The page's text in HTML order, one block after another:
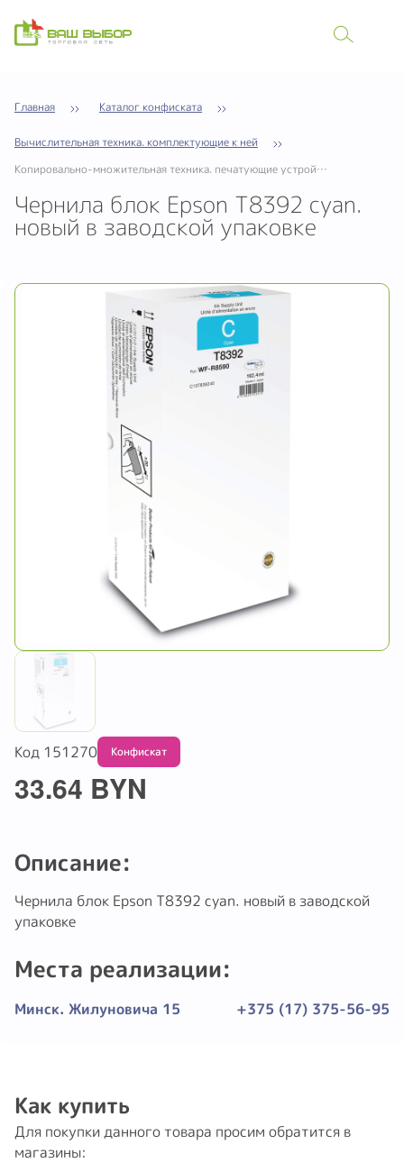
Главная Каталог конфиската
Вычислительная техника. комплектующие к ней
Копировально-множительная техника. печатующие устройства
Чернила блок Epson T8392 cyan.
новый в заводской упаковке
Код 151270Обмену и возврату не подлежит
33.64 BYN
Описание:
Чернила блок Epson T8392 cyan. новый в заводской
упаковке
Места реализации:
Минск. Жилуновича 15 +375 (17) 375-56-95
Как купить
Для покупки данного товара просим обратится в
магазины: